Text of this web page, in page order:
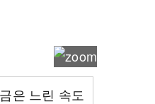
은 느린 속도